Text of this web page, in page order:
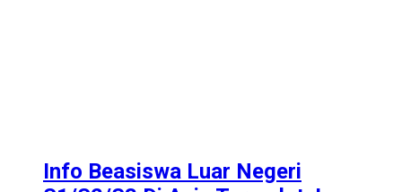
Info Beasiswa Luar Negeri